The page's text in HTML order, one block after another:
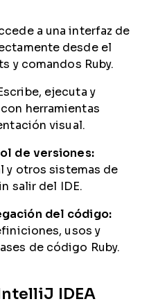
a una interfaz de
desde el
y comandos Ruby.
ejecuta y
herramientas
visual.
de versiones:
y otros sistemas de
salir del IDE.
del código:
usos y
de código Ruby.
IDEA